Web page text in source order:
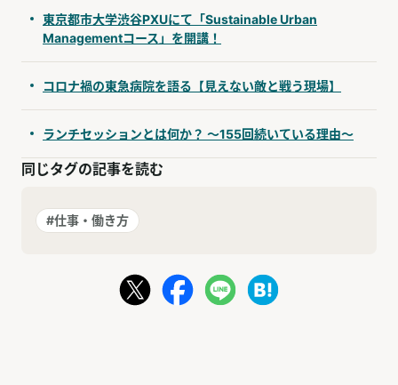
東京都市大学渋谷PXUにて「Sustainable Urban
Managementコース」を開講！
コロナ禍の東急病院を語る【見えない敵と戦う現場】
ランチセッションとは何か？ ～155回続いている理由～
同じタグの記事を読む
#仕事・働き方